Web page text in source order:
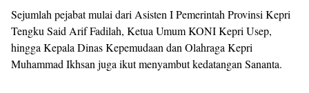
Sejumlah pejabat mulai dari Asisten I Pemerintah Provinsi Kepri
Tengku Said Arif Fadilah, Ketua Umum KONI Kepri Usep,
hingga Kepala Dinas Kepemudaan dan Olahraga Kepri
Muhammad Ikhsan juga ikut menyambut kedatangan Sananta.